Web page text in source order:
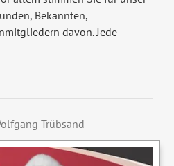
Bekannten,
davon. Jede
Trübsand